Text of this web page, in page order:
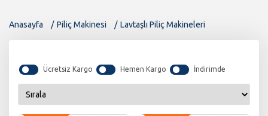
Anasayfa Piliç Makinesi Lavtaşlı Piliç Makineleri
Ücretsiz Kargo Hemen Kargo İndirimde